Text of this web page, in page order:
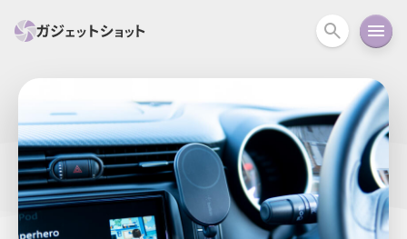
すべて スマホ PC関連 カメラ ウェアラ
セール情報 スマートホーム アクションカメラ カメラ
回線 iPhone iPad Mac Android コラム